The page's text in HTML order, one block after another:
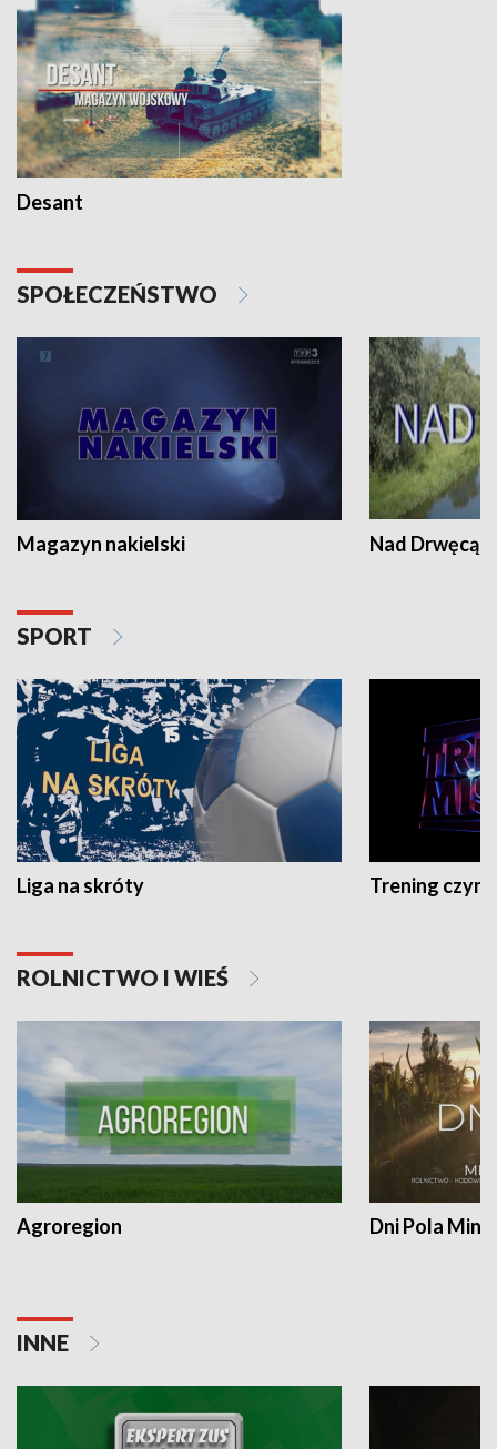
Desant
SPOŁECZEŃSTWO
Magazyn nakielski Nad Drwęcą
SPORT
Liga na skróty Trening czyni
ROLNICTWO I WIEŚ
Agroregion Dni Pola
INNE